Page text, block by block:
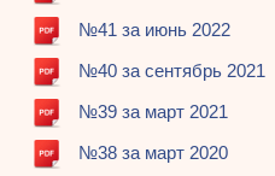
№41 за июнь 2022
№40 за сентябрь 2021
№39 за март 2021
№38 за март 2020